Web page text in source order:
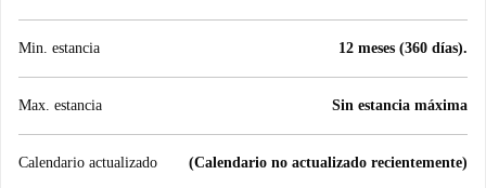
Min. estancia 12 meses (360 días).
Max. estancia Sin estancia máxima
Calendario actualizado (Calendario no actualizado recientemente)